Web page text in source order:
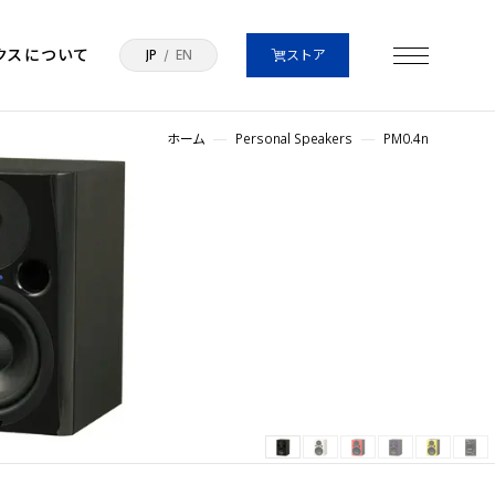
スについて JP EN ストア
ホーム Personal Speakers PM0.4n